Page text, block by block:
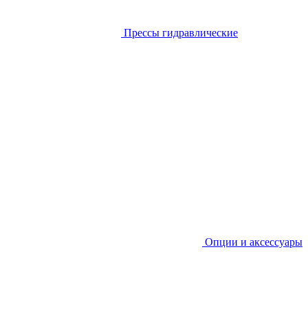
Прессы гидравлические
Опции и аксессуары